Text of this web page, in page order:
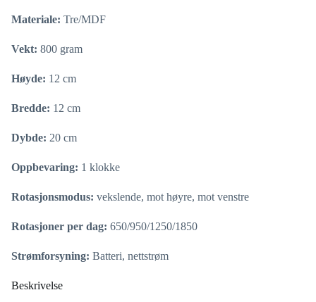
Materiale: Tre/MDF
Vekt: 800 gram
Høyde: 12 cm
Bredde: 12 cm
Dybde: 20 cm
Oppbevaring: 1 klokke
Rotasjonsmodus: vekslende, mot høyre, mot venstre
Rotasjoner per dag: 650/950/1250/1850
Strømforsyning: Batteri, nettstrøm
Beskrivelse